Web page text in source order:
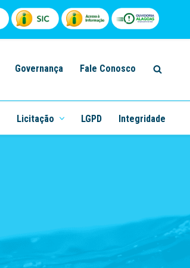
Governança Fale Conosco
Licitação LGPD Integridade